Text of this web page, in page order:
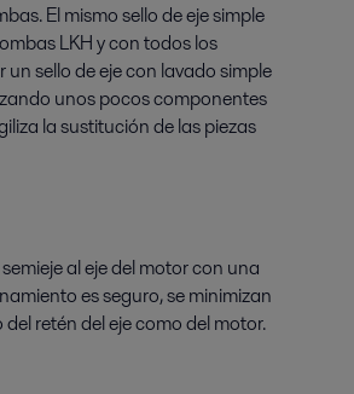
El mismo sello de eje simple
LKH y con todos los
sello de eje con lavado simple
unos pocos componentes
la sustitución de las piezas
al eje del motor con una
es seguro, se minimizan
retén del eje como del motor.